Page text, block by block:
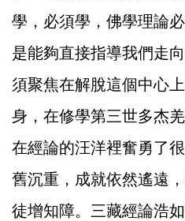
學，必須學，佛學理論
是能夠直接指導我們走
須聚焦在解脫這個中心
身，在修學第三世多杰
在經論的汪洋裡奮勇了
舊沉重，成就依然遙遠
徒增知障。三藏經論浩